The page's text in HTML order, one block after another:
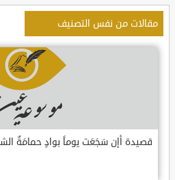
مقالات من نفس التصنيف
قصيدة أإن سَجَعَت يوماً بوادٍ حمامَةٌ